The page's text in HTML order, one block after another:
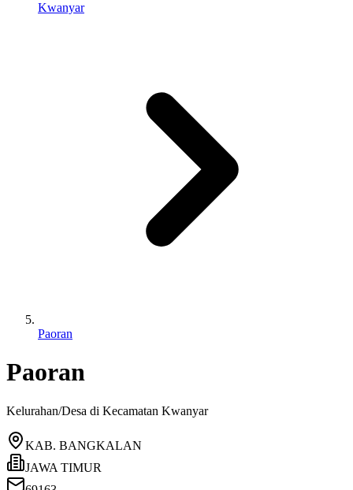
Kwanyar
Paoran
Paoran
Kelurahan/Desa di Kecamatan Kwanyar
KAB. BANGKALAN
JAWA TIMUR